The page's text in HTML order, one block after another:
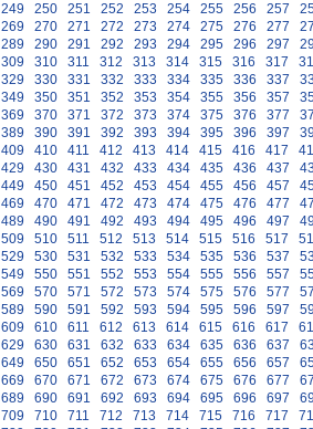
249 250 251 252 253 254 255 256 257
269 270 271 272 273 274 275 276 277
289 290 291 292 293 294 295 296 297
309 310 311 312 313 314 315 316 317
329 330 331 332 333 334 335 336 337
349 350 351 352 353 354 355 356 357
369 370 371 372 373 374 375 376 377
389 390 391 392 393 394 395 396 397
409 410 411 412 413 414 415 416 417
429 430 431 432 433 434 435 436 437
449 450 451 452 453 454 455 456 457
469 470 471 472 473 474 475 476 477
489 490 491 492 493 494 495 496 497
509 510 511 512 513 514 515 516 517
529 530 531 532 533 534 535 536 537
549 550 551 552 553 554 555 556 557
569 570 571 572 573 574 575 576 577
589 590 591 592 593 594 595 596 597
609 610 611 612 613 614 615 616 617
629 630 631 632 633 634 635 636 637
649 650 651 652 653 654 655 656 657
669 670 671 672 673 674 675 676 677
689 690 691 692 693 694 695 696 697
709 710 711 712 713 714 715 716 717